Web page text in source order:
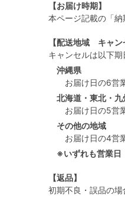
【お届け時期】
本ページ記載の「
【配送地域 キャン
キャンセルは以下
沖縄県
お届け日の6営
北海道・東北・
お届け日の5営
その他の地域
お届け日の4営
※いずれも営業日
【返品】
初期不良・誤品の